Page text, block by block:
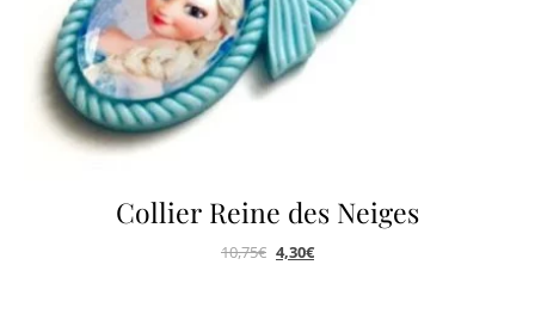
Collier Reine des Neiges
10,75€ 4,30€